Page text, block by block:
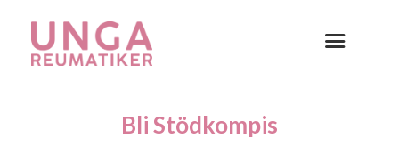
Bli Stödkompis